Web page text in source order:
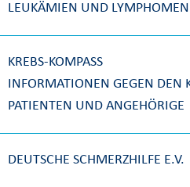
LEUKÄMIEN UND LYMPHOMEN
KREBS-KOMPASS
INFORMATIONEN GEGEN DEN
PATIENTEN UND ANGEHÖRIGE
DEUTSCHE SCHMERZHILFE E.V.